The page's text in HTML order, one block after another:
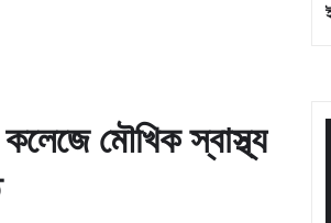
কলেজে মৌখিক স্বাস্থ্য